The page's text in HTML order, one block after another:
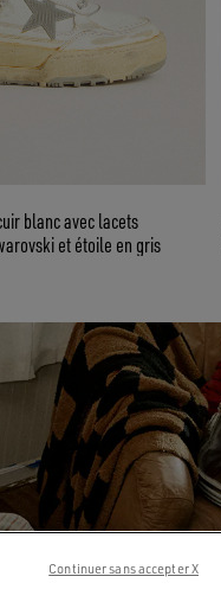
blanc avec lacets
et étoile en gris
Continuer sans accepter X